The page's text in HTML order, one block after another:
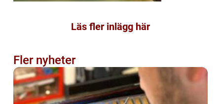
Läs fler inlägg här
Fler nyheter